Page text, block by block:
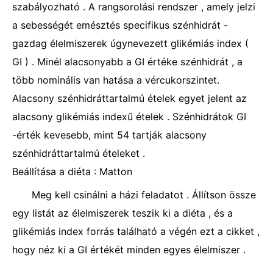
szabályozható . A rangsorolási rendszer , amely jelzi
a sebességét emésztés specifikus szénhidrát -
gazdag élelmiszerek úgynevezett glikémiás index (
GI ) . Minél alacsonyabb a GI értéke szénhidrát , a
több nominális van hatása a vércukorszintet.
Alacsony szénhidráttartalmú ételek egyet jelent az
alacsony glikémiás indexű ételek . Szénhidrátok GI
-érték kevesebb, mint 54 tartják alacsony
szénhidráttartalmú ételeket .
Beállítása a diéta : Matton
Meg kell csinálni a házi feladatot . Állítson össze
egy listát az élelmiszerek teszik ki a diéta , és a
glikémiás index forrás található a végén ezt a cikket ,
hogy néz ki a GI értékét minden egyes élelmiszer .